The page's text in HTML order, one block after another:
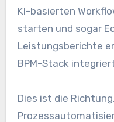
KI-basierten
starten und sogar
Leistungsberichte
BPM-Stack
Dies ist die